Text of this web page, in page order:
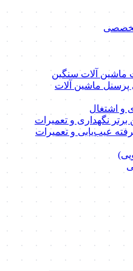
تخصصی
ماشین آلات سنگین
پرسنل ماشین آلات
و اشتغال
برتر نگهداری و تعمیرات
عیب‌یابی و تعمیرات